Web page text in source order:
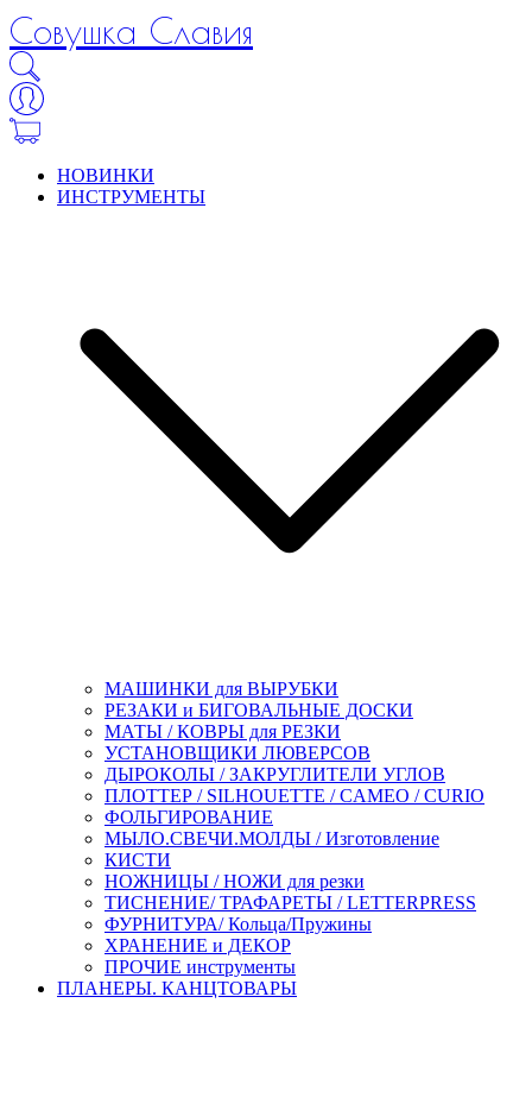
Совушка Славия
НОВИНКИ
ИНСТРУМЕНТЫ
МАШИНКИ для ВЫРУБКИ
РЕЗАКИ и БИГОВАЛЬНЫЕ ДОСКИ
МАТЫ / КОВРЫ для РЕЗКИ
УСТАНОВЩИКИ ЛЮВЕРСОВ
ДЫРОКОЛЫ / ЗАКРУГЛИТЕЛИ УГЛОВ
ПЛОТТЕР / SILHOUETTE / CAMEO / CURIO
ФОЛЬГИРОВАНИЕ
МЫЛО.СВЕЧИ.МОЛДЫ / Изготовление
КИСТИ
НОЖНИЦЫ / НОЖИ для резки
ТИСНЕНИЕ/ ТРАФАРЕТЫ / LETTERPRESS
ФУРНИТУРА/ Кольца/Пружины
ХРАНЕНИЕ и ДЕКОР
ПРОЧИЕ инструменты
ПЛАНЕРЫ. КАНЦТОВАРЫ